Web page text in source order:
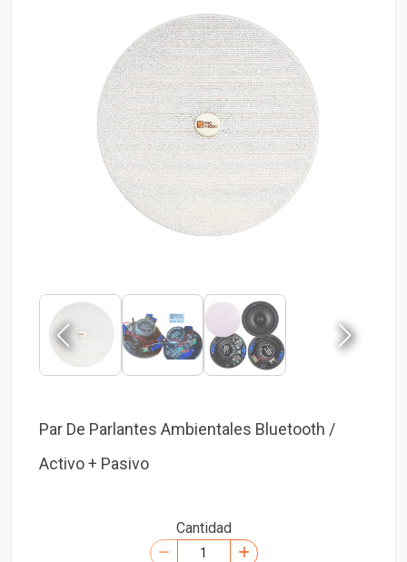
Par De Parlantes Ambientales Bluetooth /
Activo + Pasivo
Cantidad